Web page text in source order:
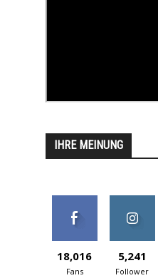
IHRE MEINUNG
18,016
Fans
5,241
Follower